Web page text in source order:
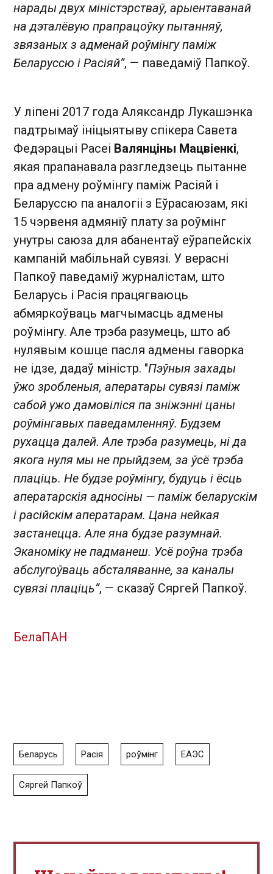
нарады двух міністэрстваў, арыентаванай
на дэталёвую прапрацоўку пытанняў,
звязаных з адменай роўмінгу паміж
Беларуссю і Расіяй”, — паведаміў Папкоў.
У ліпені 2017 года Аляксандр Лукашэнка
падтрымаў ініцыятыву спікера Савета
Федэрацыі Расеі Валянціны Мацвіенкі,
якая прапанавала разгледзець пытанне
пра адмену роўмінгу паміж Расіяй і
Беларуссю па аналогіі з Еўрасаюзам, які
15 чэрвеня адмяніў плату за роўмінг
унутры саюза для абанентаў еўрапейскіх
кампаній мабільнай сувязі. У верасні
Папкоў паведаміў журналістам, што
Беларусь і Расія працягваюць
абмяркоўваць магчымасць адмены
роўмінгу. Але трэба разумець, што аб
нулявым кошце пасля адмены гаворка
не ідзе, дадаў міністр. "Пэўныя захады
ўжо зробленыя, аператары сувязі паміж
сабой ужо дамовіліся па зніжэнні цаны
роўмінгавых паведамленняў. Будзем
рухацца далей. Але трэба разумець, ні да
якога нуля мы не прыйдзем, за ўсё трэба
плаціць. Не будзе роўмінгу, будуць і ёсць
аператарскія адносіны — паміж беларускім
і расійскім аператарам. Цана нейкая
застанецца. Але яна будзе разумнай.
Эканоміку не падманеш. Усё роўна трэба
абслугоўваць абсталяванне, за каналы
сувязі плаціць”, — сказаў Сяргей Папкоў.
БелаПАН
Беларусь Расія роўмінг ЕАЭС
Сяргей Папкоў